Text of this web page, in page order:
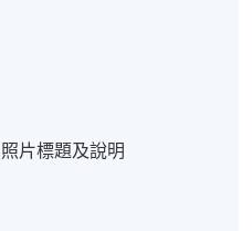
片標題及說明